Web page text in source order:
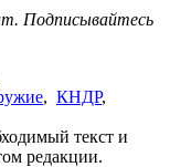
Подписывайтесь
, КНДР,
текст и
редакции.